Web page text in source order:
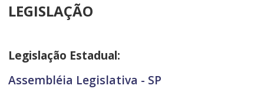
LEGISLAÇÃO
Legislação Estadual:
Assembléia Legislativa - SP